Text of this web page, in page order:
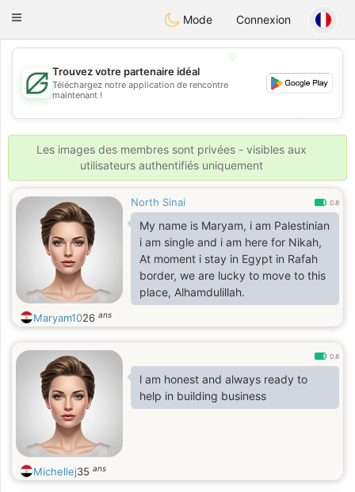
Gulf Dating
Toggle
Mode Connexion
💖
💕
💕
Trouvez votre partenaire idéal
Téléchargez notre application de rencontre
maintenant !
Les images des membres sont privées - visibles aux
utilisateurs authentifiés uniquement
North Sinai 0.8
My name is Maryam, i am Palestinian
i am single and i am here for Nikah,
At moment i stay in Egypt in Rafah
border, we are lucky to move to this
place, Alhamdulillah.
Maryam1026 ans
0.8
l am honest and always ready to
help in building business
Michellej35 ans